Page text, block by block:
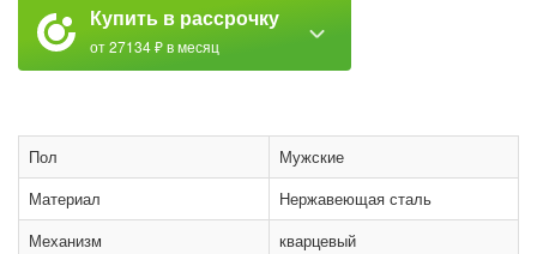
Купить в рассрочку
от 27134 ₽ в месяц
Пол
Мужские
Материал
Нержавеющая сталь
Механизм
кварцевый